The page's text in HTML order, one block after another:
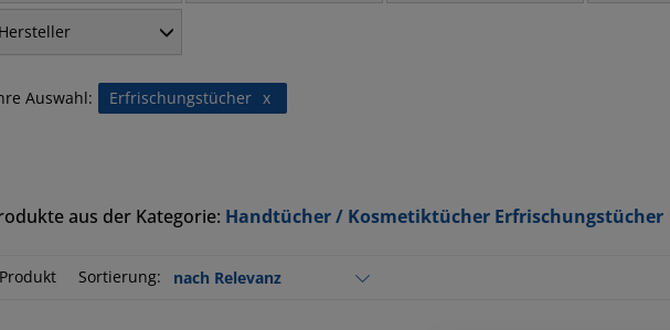
Hersteller
Auswahl: x
Erfrischungstücher
aus der Kategorie: Handtücher / Kosmetiktücher Erfrischungstücher
Sortierung: